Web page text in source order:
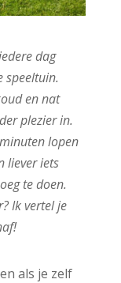
dag
speeltuin.
en nat
plezier in.
lopen
liever iets
te doen.
Ik vertel je
als je zelf